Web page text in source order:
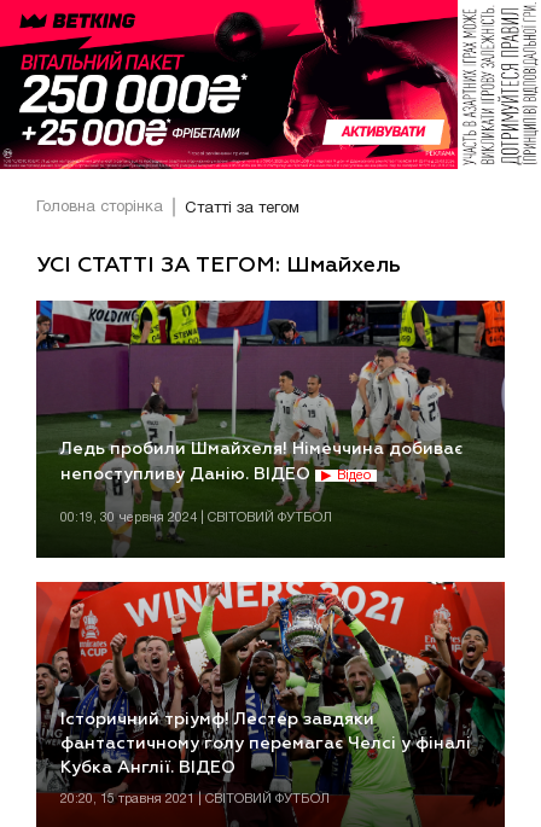
Головна сторінка Статті за тегом
УСІ СТАТТІ ЗА ТЕГОМ: Шмайхель
Ледь пробили Шмайхеля! Німеччина добиває
непоступливу Данію. ВІДЕО
Відео
00:19, 30 червня 2024 | СВІТОВИЙ ФУТБОЛ
Історичний тріумф! Лестер завдяки
фантастичному голу перемагає Челсі у фіналі
Кубка Англії. ВІДЕО
20:20, 15 травня 2021 | СВІТОВИЙ ФУТБОЛ